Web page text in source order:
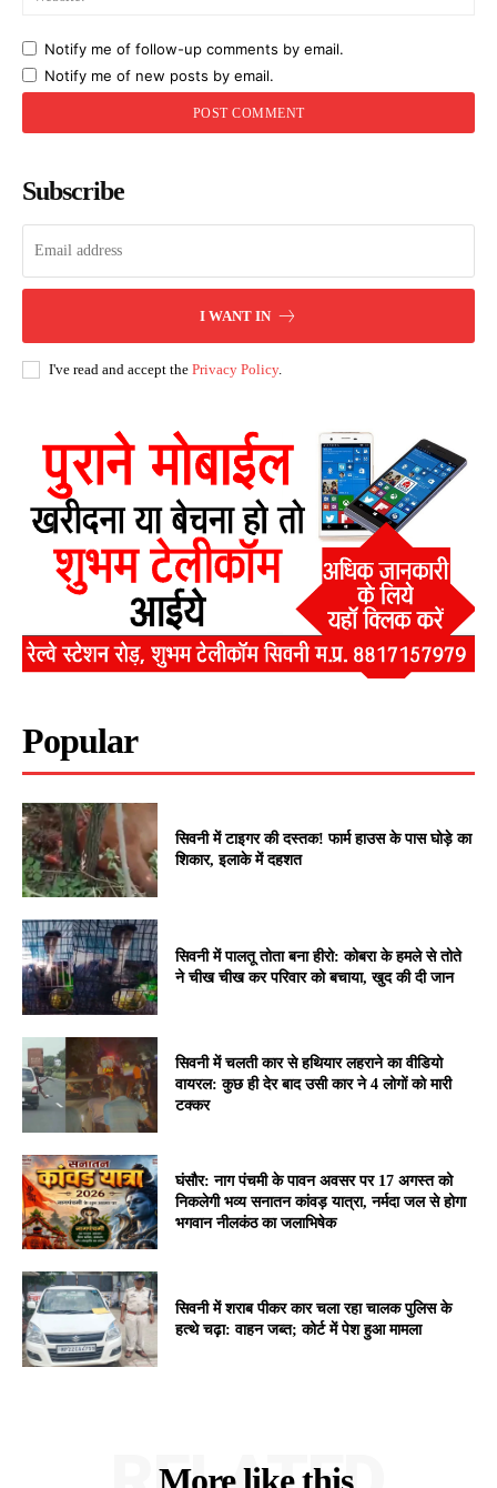
Notify me of follow-up comments by email.
Notify me of new posts by email.
Subscribe
I WANT IN
I've read and accept the Privacy Policy.
Popular
सिवनी में टाइगर की दस्तक! फार्म हाउस के पास घोड़े का
शिकार, इलाके में दहशत
सिवनी में पालतू तोता बना हीरो: कोबरा के हमले से तोते
ने चीख चीख कर परिवार को बचाया, खुद की दी जान
सिवनी में चलती कार से हथियार लहराने का वीडियो
वायरल: कुछ ही देर बाद उसी कार ने 4 लोगों को मारी
टक्कर
घंसौर: नाग पंचमी के पावन अवसर पर 17 अगस्त को
निकलेगी भव्य सनातन कांवड़ यात्रा, नर्मदा जल से होगा
भगवान नीलकंठ का जलाभिषेक
सिवनी में शराब पीकर कार चला रहा चालक पुलिस के
हत्थे चढ़ा: वाहन जब्त; कोर्ट में पेश हुआ मामला